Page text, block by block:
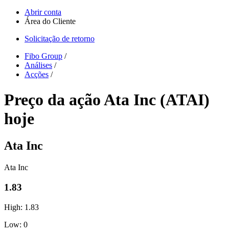
Abrir conta
Área do Cliente
Solicitação de retorno
Fibo Group /
Análises /
Acções /
Preço da ação Ata Inc (ATAI)
hoje
Ata Inc
Ata Inc
1.83
High: 1.83
Low: 0